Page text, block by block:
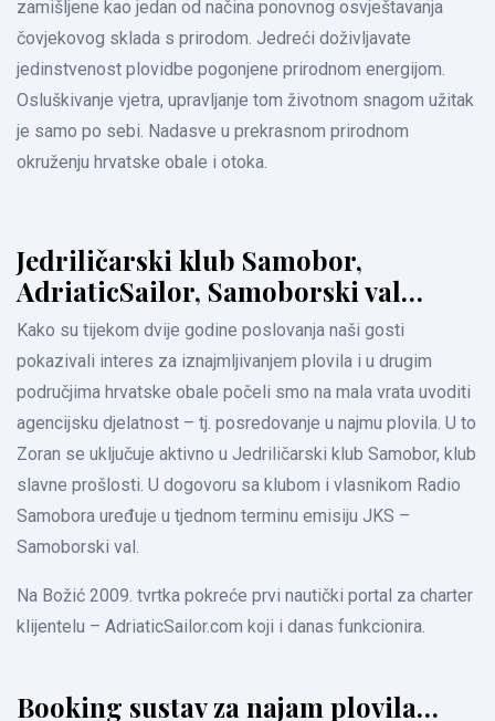
zamišljene kao jedan od načina ponovnog osvještavanja
čovjekovog sklada s prirodom. Jedreći doživljavate
jedinstvenost plovidbe pogonjene prirodnom energijom.
Osluškivanje vjetra, upravljanje tom životnom snagom užitak
je samo po sebi. Nadasve u prekrasnom prirodnom
okruženju hrvatske obale i otoka.
Jedriličarski klub Samobor,
AdriaticSailor, Samoborski val…
Kako su tijekom dvije godine poslovanja naši gosti
pokazivali interes za iznajmljivanjem plovila i u drugim
područjima hrvatske obale počeli smo na mala vrata uvoditi
agencijsku djelatnost – tj. posredovanje u najmu plovila. U to
Zoran se uključuje aktivno u Jedriličarski klub Samobor, klub
slavne prošlosti. U dogovoru sa klubom i vlasnikom Radio
Samobora uređuje u tjednom terminu emisiju JKS –
Samoborski val.
Na Božić 2009. tvrtka pokreće prvi nautički portal za charter
klijentelu – AdriaticSailor.com koji i danas funkcionira.
Booking sustav za najam plovila…